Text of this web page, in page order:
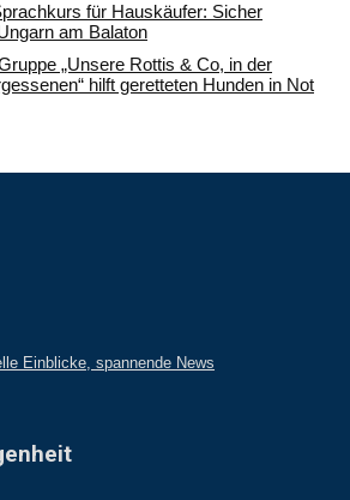
für Hauskäufer: Sicher
am Balaton
„Unsere Rottis & Co, in der
hilft geretteten Hunden in Not
Einblicke, spannende News